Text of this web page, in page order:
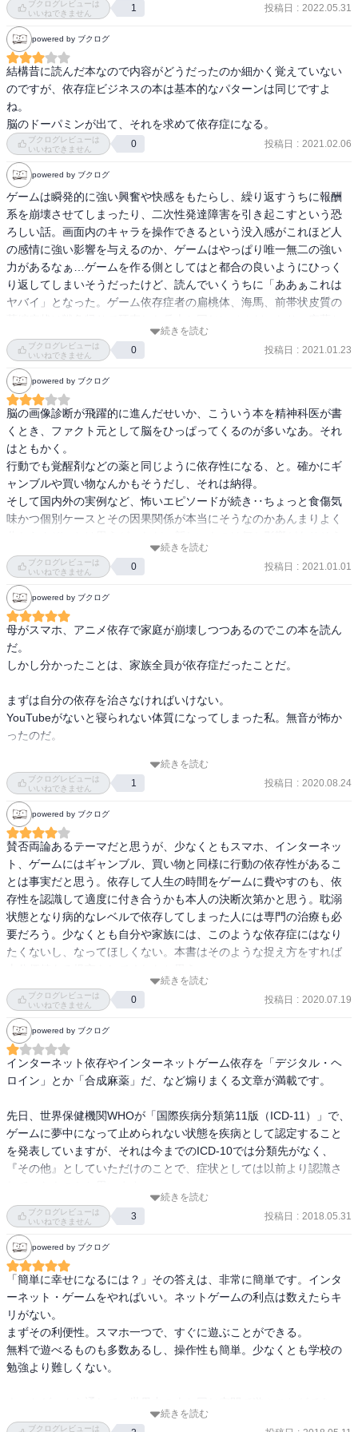
ブクログレビューは
いいねできません
1 投稿日 : 2022.05.31
powered by ブクログ
結構昔に読んだ本なので内容がどうだったのか細かく覚えていない
のですが、依存症ビジネスの本は基本的なパターンは同じですよ
ね。
脳のドーパミンが出て、それを求めて依存症になる。
ブクログレビューは
いいねできません
0 投稿日 : 2021.02.06
powered by ブクログ
ゲームは瞬発的に強い興奮や快感をもたらし、繰り返すうちに報酬
系を崩壊させてしまったり、二次性発達障害を引き起こすという恐
ろしい話。画面内のキャラを操作できるという没入感がこれほど人
の感情に強い影響を与えるのか、ゲームはやっぱり唯一無二の強い
力があるなぁ…ゲームを作る側としてはと都合の良いようにひっく
り返してしまいそうだったけど、読んでいくうちに「ああぁこれは
ヤバイ」となった。ゲーム依存症者の扁桃体、海馬、前帯状皮質の
ギャンブル依存症と依存する経緯が大差なかったり（何なら制限さ
れていない分ゲームの方が…）、これいいの？と焦る。オンライン
ゲーム大国の韓国と中国が自国民にゲームを制限してから、ゲーム
会社がまだ規制していない日本に輸出しようとしているのを「逆阿
片」とうまいこと書いたのも笑えないね。
ふとゲーム開発系本で「大事なのは持続的にテンポ良くプレイヤー
に報酬を与えること」と書いてあったのを思い出した（こわ）。
第６章で「魅力的な新しいテクノロジーは危険を伴うものだという
前提で対策するべき」と、結構大事そうなことをサラッと書いてい
しているのではなく、依存症専門家として「新しいからって楽観的
なのやめなよ」ともっと広い意味で訴えている。筆者の言う通り１
つの依存症が認められるまで20年以上かかる中で、新しいテクノロ
ジーが登場するたびに随伴する依存症を１から検証していくのでは
到底追い付かない。ゲーム依存症者が殺人を起こしてから調査する
とすでに何千万人の依存症者がいたように、「悪い理由が解明され
てから言わないとやめないよ、根拠は？」精神は超危険。ギャンブ
ル運営会社が、ギャンブル依存症者防止策とか発症者カウンセリン
に、「ゲーム＝人を楽しませる＝良いこと」とだけ考えるのはやめ
て、ゲーム会社ももう少し世間から厳しく監視されるべきなのでは
と思う。これからどんどん新しくて面白いものが発明されていくん
だろうけど、それはスマホ、オンラインゲームよりも強力と思う
と、確かに楽観的じゃいられない…。
続きを読む
ブクログレビューは
いいねできません
0 投稿日 : 2021.01.23
powered by ブクログ
脳の画像診断が飛躍的に進んだせいか、こういう本を精神科医が書
くとき、ファクト元として脳をひっぱってくるのが多いなあ。それ
はともかく。
行動でも覚醒剤などの薬と同じように依存性になる、と。確かにギ
ャンブルや買い物なんかもそうだし、それは納得。
そして国内外の実例など、怖いエピソードが続き‥ちょっと食傷気
味かつ個別ケースとその因果関係が本当にそうなのかあんまりよく
だ、となっても、実際にわかるまで時間かかるので、君子危うきに
近寄らずじゃないけど、慎重に取り入れていく必要はあるなと思
う。結論としては予防が第一、と。なっちゃったら完全に治んない
し、治療は予防よりはるかに大変、とのことで、予防法（子どもと
のルール作り、時間制限、フィルタリングなどの機器設定、など）
が具体的に書かれていてよかった。古本屋で100円だったわりに、良
かった（蛇足）
続きを読む
ブクログレビューは
いいねできません
0 投稿日 : 2021.01.01
powered by ブクログ
母がスマホ、アニメ依存で家庭が崩壊しつつあるのでこの本を読ん
だ。
しかし分かったことは、家族全員が依存症だったことだ。
まずは自分の依存を治さなければいけない。
YouTubeがないと寝られない体質になってしまった私。無音が怖か
ったのだ。
さらにYouTube依存を加速させる思考として、月々のモバイル通信
を使い切らないともったいないと考えていたのだ。
続きを読む
ブクログレビューは
いいねできません
1 投稿日 : 2020.08.24
powered by ブクログ
賛否両論あるテーマだと思うが、少なくともスマホ、インターネッ
ト、ゲームにはギャンブル、買い物と同様に行動の依存性があるこ
とは事実だと思う。依存して人生の時間をゲームに費やすのも、依
存性を認識して適度に付き合うかも本人の決断次第かと思う。耽溺
状態となり病的なレベルで依存してしまった人には専門の治療も必
要だろう。少なくとも自分や家族には、このような依存症にはなり
たくないし、なってほしくない。本書はそのような捉え方をすれば
続きを読む
ブクログレビューは
いいねできません
0 投稿日 : 2020.07.19
powered by ブクログ
インターネット依存やインターネットゲーム依存を「デジタル・ヘ
ロイン」とか「合成麻薬」だ、など煽りまくる文章が満載です。
先日、世界保健機関WHOが「国際疾病分類第11版（ICD-11）」で、
ゲームに夢中になって止められない状態を疾病として認定すること
を発表していますが、それは今までのICD-10では分類先がなく、
『その他』としていただけのことで、症状としては以前より認識さ
ゲーム依存な人は昔からいましたね。なにか新しい悪者が出てきた
が如く、無闇に読者を煽るような文章は、残念ながら理解できませ
んでした。
「ゲームは1日1時間。外で遊ぼう元気良く。僕らの仕事はもちろん
勉強。成績上がればゲームも楽しい。僕らは未来の社会人」
これは、かのゲーム名人が残した言葉です。なにごとも行き過ぎは
毒になり得ます。気をつけたいものですね。
続きを読む
ブクログレビューは
いいねできません
3 投稿日 : 2018.05.31
powered by ブクログ
「簡単に幸せになるには？」その答えは、非常に簡単です。インタ
ーネット・ゲームをやればいい。ネットゲームの利点は数えたらキ
リがない。
まずその利便性。スマホ一つで、すぐに遊ぶことができる。
無料で遊べるものも多数あるし、操作性も簡単。少なくとも学校の
勉強より難しくない。
る。
続きを読む
ブクログレビューは